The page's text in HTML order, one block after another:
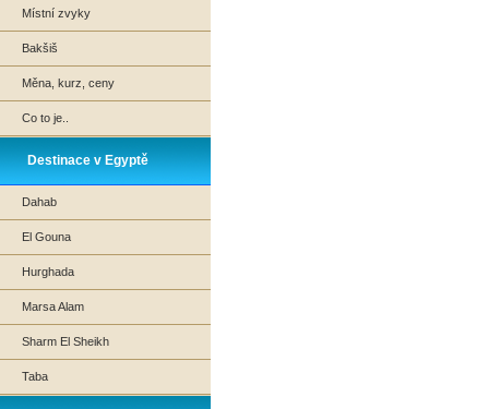
Místní zvyky
Bakšiš
Měna, kurz, ceny
Co to je..
Destinace v Egyptě
Dahab
El Gouna
Hurghada
Marsa Alam
Sharm El Sheikh
Taba